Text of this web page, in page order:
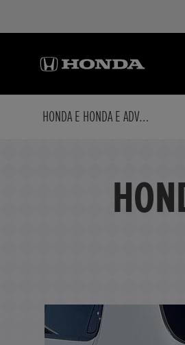
HONDA E HONDA E ADVANCE (17') * ALLWETTER *